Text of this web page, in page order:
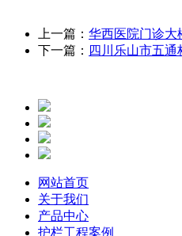
上一篇： 华西医院门诊大
下一篇： 四川乐山市五
网站首页
关于我们
产品中心
护栏工程案例